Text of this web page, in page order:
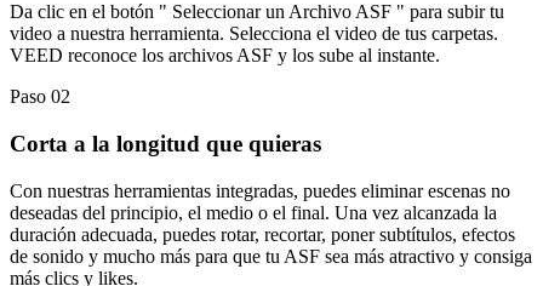
Da clic en el botón " Seleccionar un Archivo ASF " para subir tu
video a nuestra herramienta. Selecciona el video de tus carpetas.
VEED reconoce los archivos ASF y los sube al instante.
Paso 02
Corta a la longitud que quieras
Con nuestras herramientas integradas, puedes eliminar escenas no
deseadas del principio, el medio o el final. Una vez alcanzada la
duración adecuada, puedes rotar, recortar, poner subtítulos, efectos
de sonido y mucho más para que tu ASF sea más atractivo y consiga
más clics y likes.